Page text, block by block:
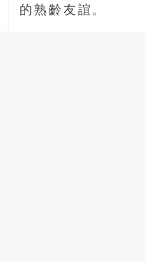
的熟齡友誼。